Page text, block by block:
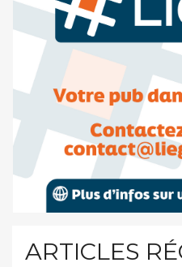
ARTICLES